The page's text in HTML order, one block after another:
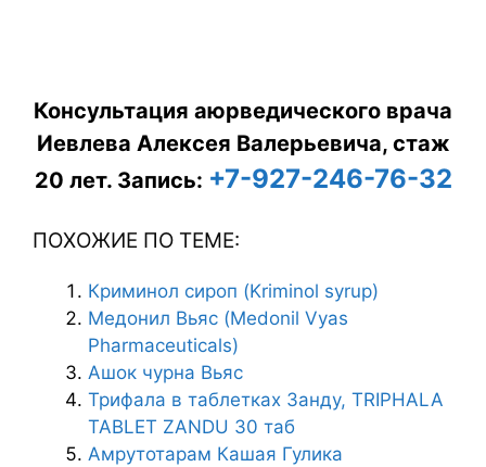
Консультация аюрведического врача
Иевлева Алексея Валерьевича, стаж
20 лет. Запись: +7-927-246-76-32
ПОХОЖИЕ ПО ТЕМЕ:
Криминол сироп (Kriminol syrup)
Медонил Вьяс (Medonil Vyas
Pharmaceuticals)
Ашок чурна Вьяс
Трифала в таблетках Занду, TRIPHALA
TABLET ZANDU 30 таб
Амрутотарам Кашая Гулика